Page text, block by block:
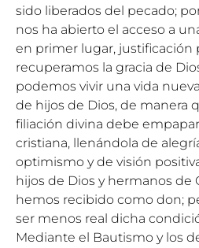
sido liberados del pecado;
nos ha abierto el acceso a
en primer lugar, justificación
recuperamos la gracia de
podemos vivir una vida
de hijos de Dios, de manera
filiación divina debe
cristiana, llenándola de
optimismo y de visión
hijos de Dios y hermanos de
hemos recibido como don;
ser menos real dicha
Mediante el Bautismo y los